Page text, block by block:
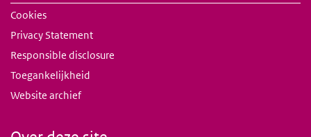
Cookies
Privacy Statement
Responsible disclosure
Toegankelijkheid
Website archief